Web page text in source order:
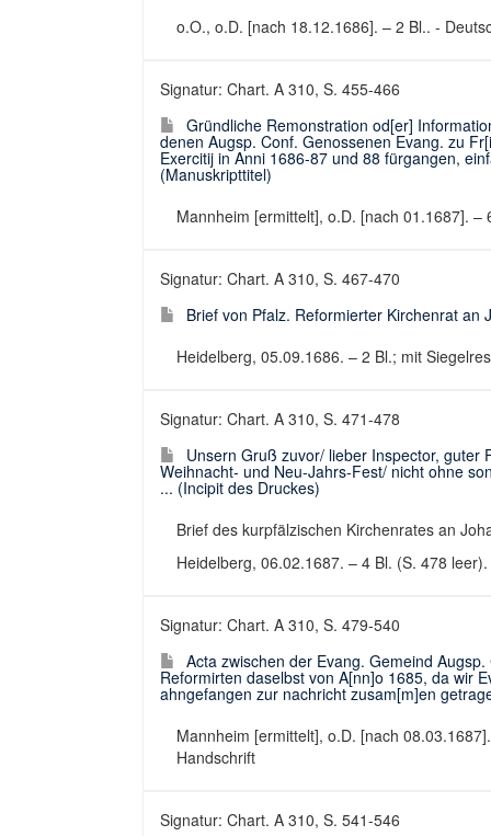
o.O., o.D. [nach 18.12.1686]. – 2 Bl.. -
Signatur: Chart. A 310, S. 455-466
Gründliche Remonstration od[er]
denen Augsp. Conf. Genossenen Evang. zu
Exercitij in Anni 1686-87 und 88 fürgangen,
(Manuskripttitel)
Mannheim [ermittelt], o.D. [nach 01.1687].
Signatur: Chart. A 310, S. 467-470
Brief von Pfalz. Reformierter Kirchenrat an
Heidelberg, 05.09.1686. – 2 Bl.; mit
Signatur: Chart. A 310, S. 471-478
Unsern Gruß zuvor/ lieber Inspector, guter
Weihnacht- und Neu-Jahrs-Fest/ nicht ohne
... (Incipit des Druckes)
Brief des kurpfälzischen Kirchenrates an
Heidelberg, 06.02.1687. – 4 Bl. (S. 478
Signatur: Chart. A 310, S. 479-540
Acta zwischen der Evang. Gemeind
Reformirten daselbst von A[nn]o 1685, da wir
ahngefangen zur nachricht zusam[m]en
Mannheim [ermittelt], o.D. [nach
Handschrift
Signatur: Chart. A 310, S. 541-546